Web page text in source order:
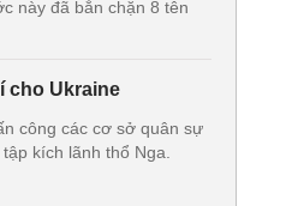
này đã bắn chặn 8 tên
cho Ukraine
công các cơ sở quân sự
kích lãnh thổ Nga.